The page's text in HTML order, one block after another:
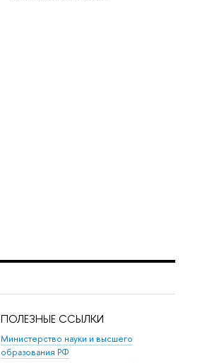
ПОЛЕЗНЫЕ ССЫЛКИ
Министерство науки и высшего
образования РФ